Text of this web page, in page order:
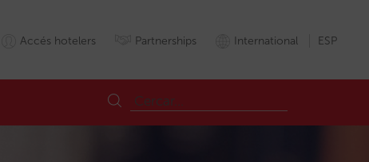
Accés hotelers Partnerships International ESP